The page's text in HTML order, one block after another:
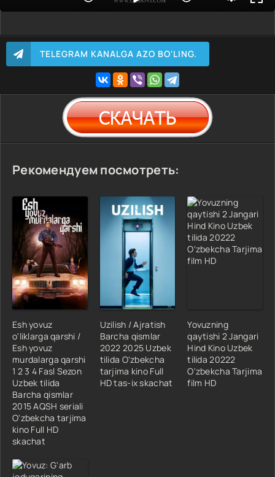
TELEGRAM KANALGA AZO BO'LING.
Рекомендуем посмотреть:
Esh yovuz
o'liklarga qarshi /
Esh yovuz
murdalarga qarshi
1 2 3 4 Fasl Sezon
Uzbek tilida
Barcha qismlar
2015 AQSH seriali
O'zbekcha tarjima
kino Full HD
skachat
Uzilish / Ajratish
Barcha qismlar
2022 2025 Uzbek
tilida O'zbekcha
tarjima kino Full
HD tas-ix skachat
Yovuzning
qaytishi 2 Jangari
Hind Kino Uzbek
tilida 20222
O'zbekcha Tarjima
film HD